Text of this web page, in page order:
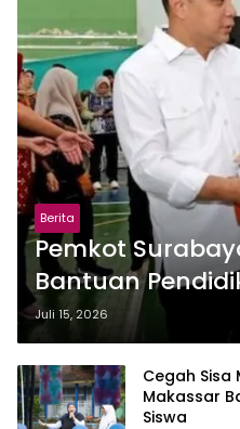
Berita
Pemkot
Bantuan
Siswa dari
Juli 15, 2026
Cegah Sisa
Makassar
Siswa